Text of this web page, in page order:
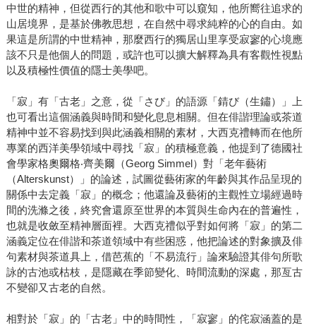
中世的精神，但從西行的其他和歌中可以窺知，他所嚮往追求的
山居境界，是基於佛教思想，在自然中尋求純粹的心的自由。如
果這是所謂的中世精神，那麼西行的獨居山里享受寂寥的心境應
該不只是他個人的問題，或許也可以擴大解釋為具有客觀性視點
以及積極性價值的隱士美學吧。
「寂」有「古老」之意，從「さび」的語源「錆び（生鏽）」上
也可看出這個涵義與時間和變化息息相關。但在俳諧理論或茶道
精神中並不容易找到與此涵義相關的素材，大西克禮轉而在他所
專業的西洋美學領域中尋找「寂」的積極意義，他提到了德國社
會學家格奧爾格‧齊美爾（Georg Simmel）對「老年藝術
（Alterskunst）」的論述，試圖從藝術家的年齡與其作品呈現的
關係中去定義「寂」的概念；他還論及藝術的主觀性立場經過時
間的洗滌之後，終究會還原至世界的本質與生命內在的普遍性，
也就是收斂至精神層面裡。大西克禮似乎對如何將「寂」的第二
涵義定位在俳諧和茶道領域中有些困惑，他把論述的對象擴及俳
句素材與茶道具上，借芭蕉的「不易流行」論來驗證其俳句所歌
詠的古池或枯枝，是隱藏在季節變化、時間流動的深處，那亙古
不變卻又古老的自然。
相對於「寂」的「古老」中的時間性，「寂寥」的侘寂涵蓋的是